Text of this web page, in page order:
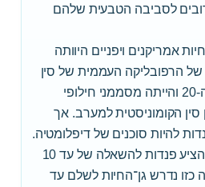
לסביבה הטבעית שלהם
אמריקנים ויפניים היוותה
הרפובליקה העממית של סין
בשנות ה-70 של המאה ה-20 והייתה מסממני חילופי
הקומוניסטית למערב. אך
הפנדות להיות סוכנים של דיפלומטיה.
במקום זאת, החלה סין להציע פנדות להשאלה של עד 10
נדרש גן־החיות לשלם עד